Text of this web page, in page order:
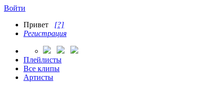
Войти
Привет [?]
Регистрация
Плейлисты
Все клипы
Артисты